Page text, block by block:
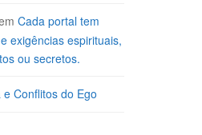
Cada portal tem
exigências espirituais,
ou secretos.
Conflitos do Ego